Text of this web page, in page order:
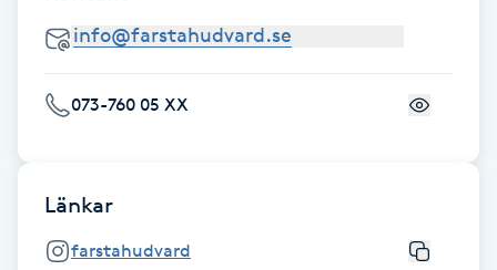
Gua Sha-massage
Hatha Yoga
Healing
073-760 05 XX
Länkar
farstahudvard